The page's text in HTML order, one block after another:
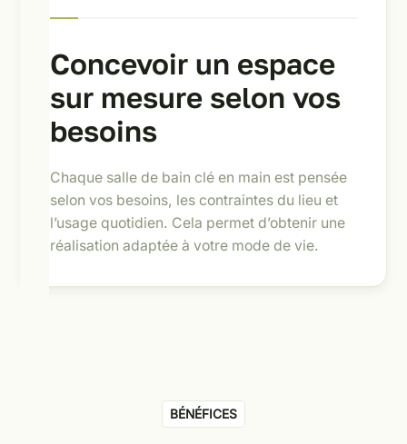
Concevoir un espace
sur mesure selon vos
besoins
Chaque salle de bain clé en main est pensée
selon vos besoins, les contraintes du lieu et
l’usage quotidien. Cela permet d’obtenir une
réalisation adaptée à votre mode de vie.
BÉNÉFICES